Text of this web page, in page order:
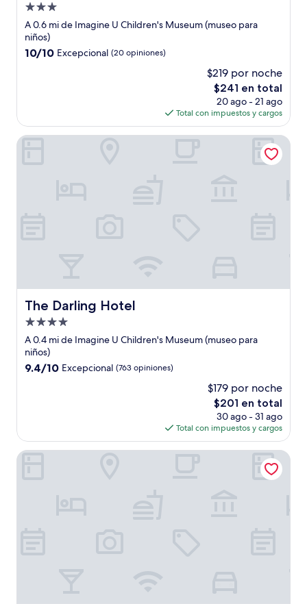
Propiedad
de
3.0
estrellas
A 0.6 mi de Imagine U Children's Museum (museo para
niños)
10.0
10/10 Excepcional (20 opiniones)
$219 por noche
El
precio
actual
es
de
$241 en total
20 ago - 21 ago
Total con impuestos y cargos
The Darling Hotel
The Darling Hotel
Propiedad
de
4.0
estrellas
A 0.4 mi de Imagine U Children's Museum (museo para
niños)
9.4
9.4/10 Excepcional (763 opiniones)
$179 por noche
El
precio
actual
es
de
$201 en total
30 ago - 31 ago
Total con impuestos y cargos
The Darling Hotel
Visalia Marriott at the Convention Center